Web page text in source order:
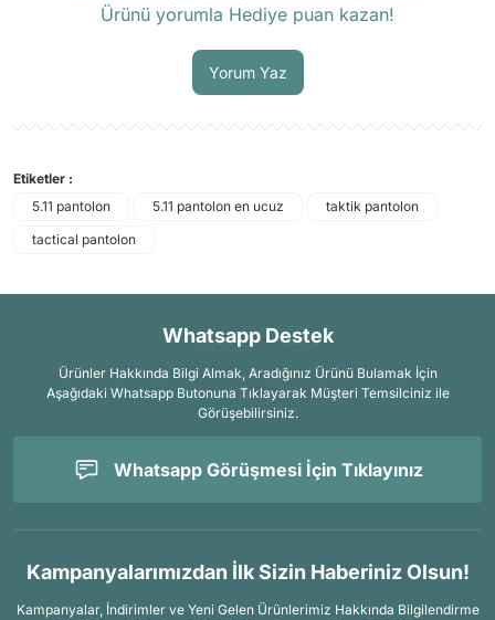
Ürünü yorumla Hediye puan kazan!
Yorum Yaz
Etiketler :
5.11 pantolon
5.11 pantolon en ucuz
taktik pantolon
tactical pantolon
Whatsapp Destek
Ürünler Hakkında Bilgi Almak, Aradığınız Ürünü Bulamak İçin
Aşağıdaki Whatsapp Butonuna Tıklayarak Müşteri Temsilciniz ile
Görüşebilirsiniz.
Whatsapp Görüşmesi İçin Tıklayınız
Kampanyalarımızdan İlk Sizin Haberiniz Olsun!
Kampanyalar, İndirimler ve Yeni Gelen Ürünlerimiz Hakkında Bilgilendirme